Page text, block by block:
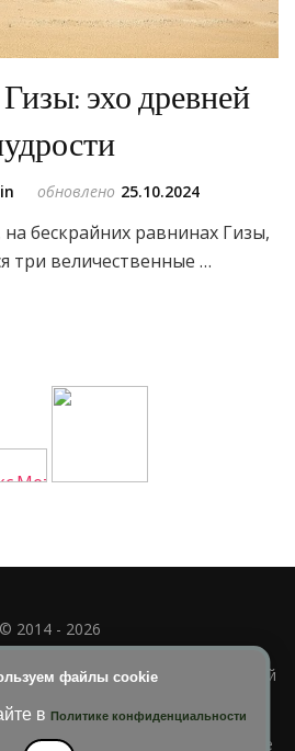
эхо древней
обновлено 25.10.2024
бескрайних равнинах Гизы,
три величественные …
файлы cookie
в Политике конфиденциальности
© 2014 - 2026
использование материала
наличии активной и индексируемой
Темы Blossom . На платформе